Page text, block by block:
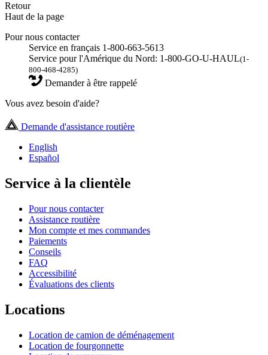
Retour
Haut de la page
Pour nous contacter
Service en français 1-800-663-5613
Service pour l'Amérique du Nord: 1-800-GO-U-HAUL(1-
800-468-4285)
Demander à être rappelé
Vous avez besoin d'aide?
Demande d'assistance routière
English
Español
Service à la clientèle
Pour nous contacter
Assistance routière
Mon compte et mes commandes
Paiements
Conseils
FAQ
Accessibilité
Évaluations des clients
Locations
Location de camion de déménagement
Location de fourgonnette